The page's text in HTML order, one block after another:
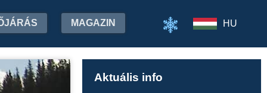
MAGAZIN HU
Aktuális info